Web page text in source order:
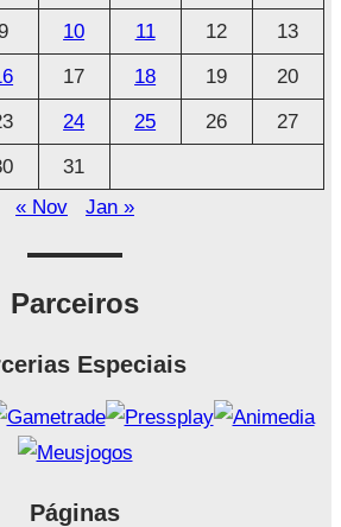
10 11 12
13
17 18 19
20
24 25 26
27
31
« Nov
Jan »
Parceiros
Especiais
Páginas